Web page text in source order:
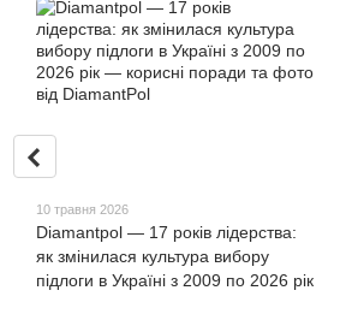
10 травня 2026
Diamantpol — 17 років лідерства:
як змінилася культура вибору
підлоги в Україні з 2009 по 2026 рік